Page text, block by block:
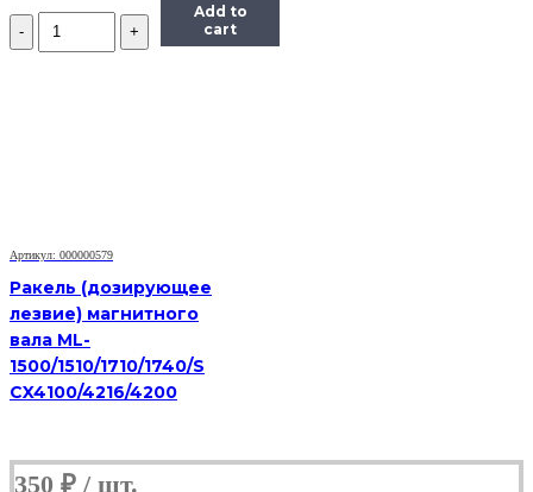
Количество
Дозирующее
Enterprise
700
M712n
Add to
cart
Артикул: 000000579
Ракель (дозирующее
лезвие) магнитного
вала ML-
1500/1510/1710/1740/S
CX4100/4216/4200
350 ₽